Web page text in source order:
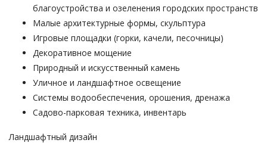
благоустройства и озеленения городских пространств
Малые архитектурные формы, скульптура
Игровые площадки (горки, качели, песочницы)
Декоративное мощение
Природный и искусственный камень
Уличное и ландшафтное освещение
Системы водообеспечения, орошения, дренажа
Садово-парковая техника, инвентарь
Ландшафтный дизайн